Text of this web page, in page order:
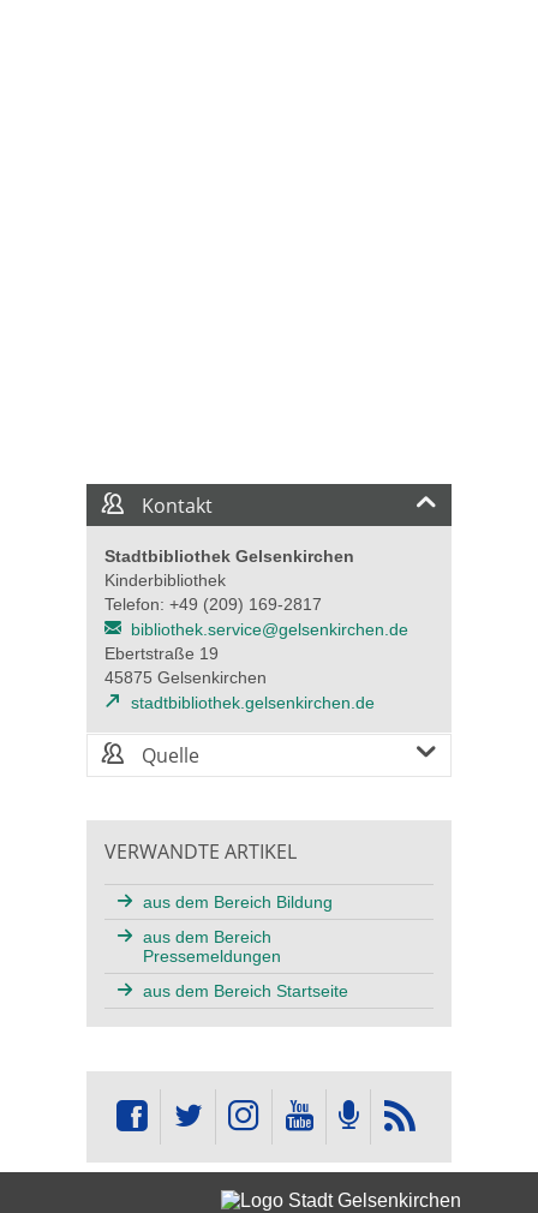
Kontakt
Stadtbibliothek Gelsenkirchen
Kinderbibliothek
Telefon: +49 (209) 169-2817
bibliothek.service@gelsenkirchen.de
Ebertstraße 19
45875 Gelsenkirchen
stadtbibliothek.gelsenkirchen.de
Quelle
VERWANDTE ARTIKEL
aus dem Bereich Bildung
aus dem Bereich
Pressemeldungen
aus dem Bereich Startseite